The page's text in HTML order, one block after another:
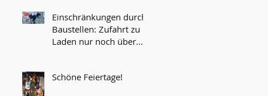
Einschränkungen durch
Baustellen: Zufahrt zu
Laden nur noch über
Schöne Feiertage!